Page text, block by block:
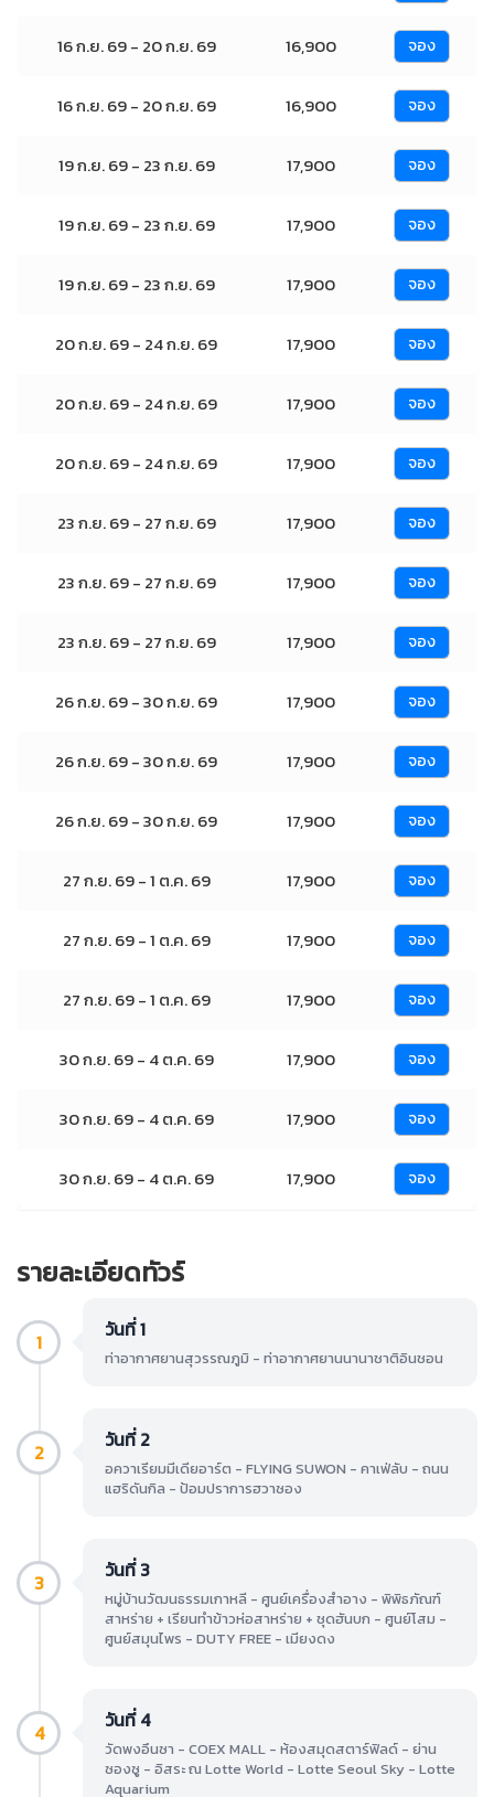
16 ก.ย. 69 - 20 ก.ย. 69 16,900 จอง
16 ก.ย. 69 - 20 ก.ย. 69 16,900 จอง
19 ก.ย. 69 - 23 ก.ย. 69 17,900 จอง
19 ก.ย. 69 - 23 ก.ย. 69 17,900 จอง
19 ก.ย. 69 - 23 ก.ย. 69 17,900 จอง
20 ก.ย. 69 - 24 ก.ย. 69 17,900 จอง
20 ก.ย. 69 - 24 ก.ย. 69 17,900 จอง
20 ก.ย. 69 - 24 ก.ย. 69 17,900 จอง
23 ก.ย. 69 - 27 ก.ย. 69 17,900 จอง
23 ก.ย. 69 - 27 ก.ย. 69 17,900 จอง
23 ก.ย. 69 - 27 ก.ย. 69 17,900 จอง
26 ก.ย. 69 - 30 ก.ย. 69 17,900 จอง
26 ก.ย. 69 - 30 ก.ย. 69 17,900 จอง
26 ก.ย. 69 - 30 ก.ย. 69 17,900 จอง
27 ก.ย. 69 - 1 ต.ค. 69 17,900 จอง
27 ก.ย. 69 - 1 ต.ค. 69 17,900 จอง
27 ก.ย. 69 - 1 ต.ค. 69 17,900 จอง
30 ก.ย. 69 - 4 ต.ค. 69 17,900 จอง
30 ก.ย. 69 - 4 ต.ค. 69 17,900 จอง
30 ก.ย. 69 - 4 ต.ค. 69 17,900 จอง
รายละเอียดทัวร์
1 วันที่ 1
ท่าอากาศยานสุวรรณภูมิ - ท่าอากาศยานนานาชาติอินชอน
2 วันที่ 2
อควาเรียมมีเดียอาร์ต - FLYING SUWON - คาเฟ่ลับ - ถนน
แฮริดันกิล - ป้อมปราการฮวาซอง
3 วันที่ 3
หมู่บ้านวัฒนธรรมเกาหลี - ศูนย์เครื่องสำอาง - พิพิธภัณฑ์
สาหร่าย + เรียนทำข้าวห่อสาหร่าย + ชุดฮันบก - ศูนย์โสม -
ศูนย์สมุนไพร - DUTY FREE - เมียงดง
4 วันที่ 4
วัดพงอึนซา - COEX MALL - ห้องสมุดสตาร์ฟิลด์ - ย่าน
ซองซู - อิสระ ณ Lotte World - Lotte Seoul Sky - Lotte
Aquarium